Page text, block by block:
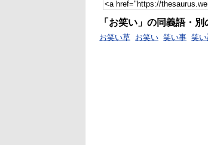
「お笑い」の同義語・
お笑い草 お笑い 笑い事 笑